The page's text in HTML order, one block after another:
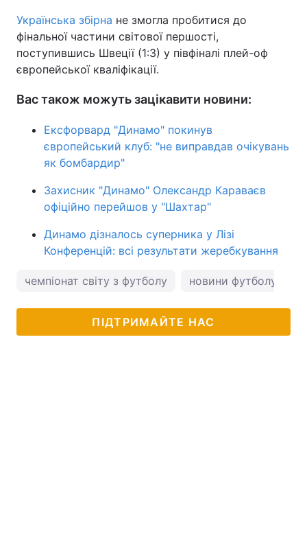
Українська збірна не змогла пробитися до
фінальної частини світової першості,
поступившись Швеції (1:3) у півфіналі плей-оф
європейської кваліфікації.
Вас також можуть зацікавити новини:
Ексфорвард "Динамо" покинув
європейський клуб: "не виправдав очікувань
як бомбардир"
Захисник "Динамо" Олександр Караваєв
офіційно перейшов у "Шахтар"
Динамо дізналось суперника у Лізі
Конференцій: всі результати жеребкування
чемпіонат світу з футболу новини футболу
ПІДТРИМАЙТЕ НАС